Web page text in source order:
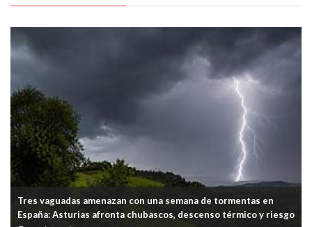
Tres vaguadas amenazan con una semana de tormentas en
España: Asturias afronta chubascos, descenso térmico y riesgo